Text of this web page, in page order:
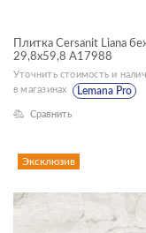
ФОРМАТ ПЛИТКИ,
30x60
Плитка Cersanit Liana
29,8x59,8 A17988
Уточнить стоимость и
в магазинах
Lemana Pro
Сравнить
Эксклюзив